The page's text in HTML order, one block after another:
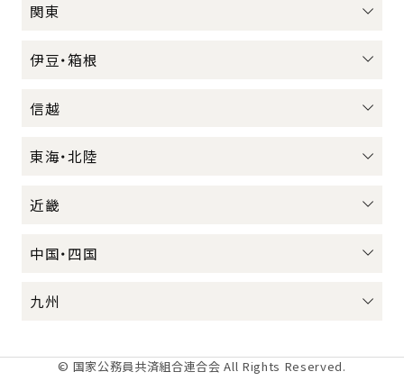
関東
伊豆・箱根
信越
東海・北陸
近畿
中国・四国
九州
© 国家公務員共済組合連合会 All Rights Reserved.